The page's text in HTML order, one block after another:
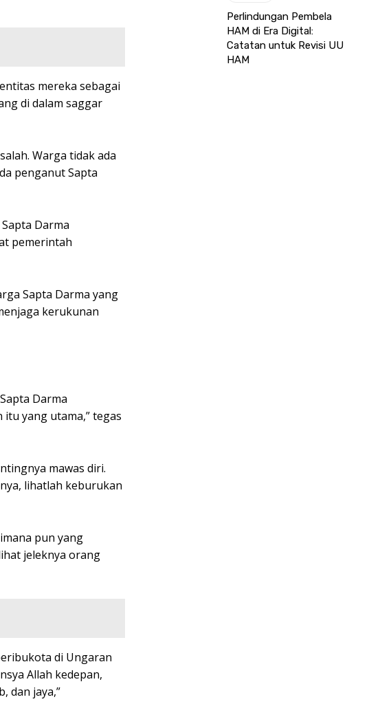
mereka sebagai
di dalam saggar
Warga tidak ada
penganut Sapta
Darma
pemerintah
Sapta Darma yang
kerukunan
Darma
yang utama,” tegas
mawas diri.
lihatlah keburukan
pun yang
jeleknya orang
di Ungaran
Allah kedepan,
dan jaya,”
Perlindungan Pembela
HAM di Era Digital:
Catatan untuk Revisi UU
HAM